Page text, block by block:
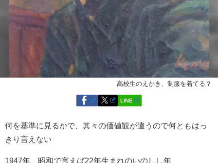
高校生のえかき、制服を着てる？
LINE
何を基準に見るかで、其々の価値観が違うので何ともはっ
きり言えない
1947年、昭和で言えば22年生まれのいのしし年